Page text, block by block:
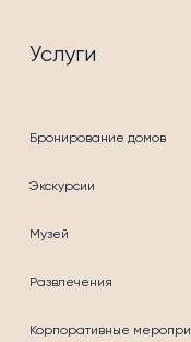
Услуги
Бронирование домов
Экскурсии
Музей
Развлечения
Корпоративные